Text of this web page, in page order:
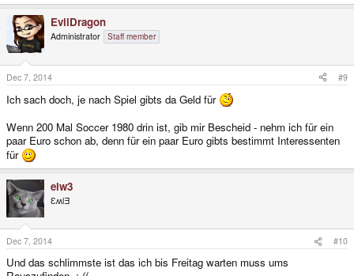
EvilDragon
Administrator Staff member
Dec 7, 2014 #9
Ich sach doch, je nach Spiel gibts da Geld für
Wenn 200 Mal Soccer 1980 drin ist, gib mir Bescheid - nehm ich für ein
paar Euro schon ab, denn für ein paar Euro gibts bestimmt Interessenten
für
elw3
ƐʍlƎ
Dec 7, 2014 #10
Und das schlimmste ist das ich bis Freitag warten muss ums